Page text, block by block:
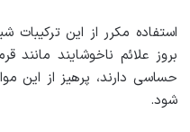
استفاده مکرر از این
بروز علائم ناخوشایند
حساسی دارند، پرهیز از این
شود.